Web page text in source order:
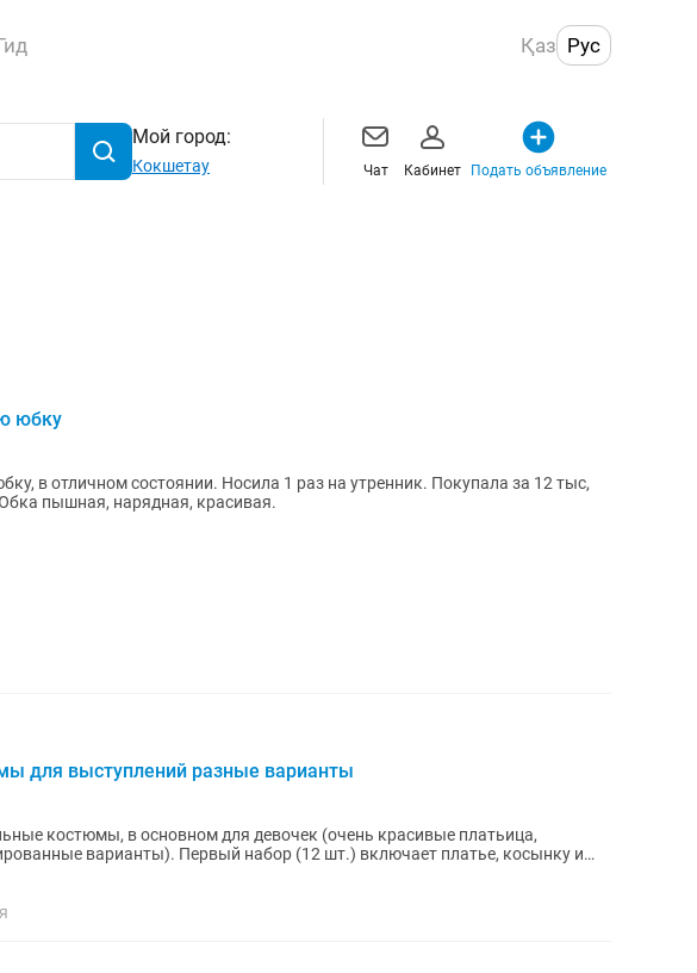
Қаз Рус
Мой город:
Кокшетау Чат Кабинет Подать объявление
юбку
в отличном состоянии. Носила 1 раз на утренник. Покупала за 12 тыс,
пышная, нарядная, красивая.
для выступлений разные варианты
костюмы, в основном для девочек (очень красивые платьица,
набор (12 шт.) включает платье, косынку и